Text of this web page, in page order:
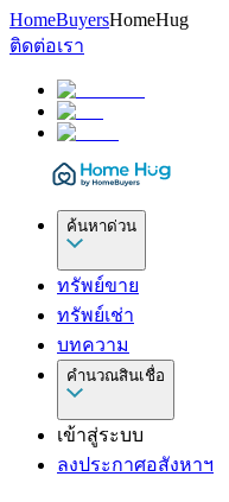
HomeBuyersHomeHug
ติดต่อเรา
ค้นหาด่วน
ทรัพย์ขาย
ทรัพย์เช่า
บทความ
คำนวณสินเชื่อ
เข้าสู่ระบบ
ลงประกาศอสังหาฯ